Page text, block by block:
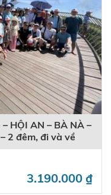
HỘI AN – BÀ NÀ –
2 đêm, đi và về
3.190.000 ₫